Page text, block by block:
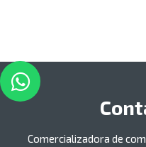
Comercializadora de